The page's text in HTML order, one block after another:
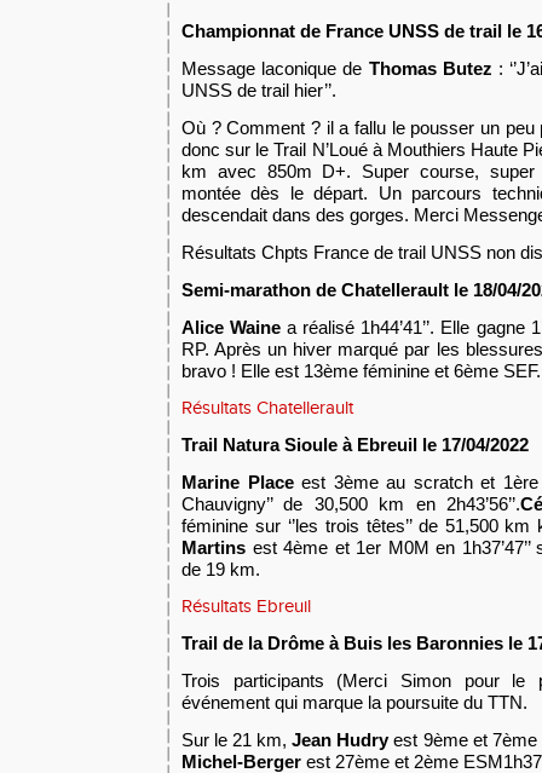
Championnat de France UNSS de trail le
Message laconique de Thomas Butez :
UNSS de trail hier’’.
Où ? Comment ? il a fallu le pousser un peu
donc sur le Trail N’Loué à Mouthiers Haute
km avec 850m D+. Super course,
montée dès le départ. Un parcours
descendait dans des gorges. Merci
Résultats Chpts France de trail UNSS non
Semi-marathon de Chatellerault le 18/04/
Alice Wainea réalisé 1h44’41’’. Elle gagne
RP. Après un hiver marqué par les blessure
bravo ! Elle est 13ème féminine et 6ème SEF.
Résultats Chatellerault
Trail Natura Sioule à Ebreuil le 17/04/2022
Marine Placeest 3ème au scratch et
Chauvigny’’ de 30,500 km en 2h43’56’’.
féminine sur ‘’les trois têtes’’ de 51,500 km
Martins est4ème et 1er M0M en 1h37’47’’
de 19 km.
Résultats Ebreuil
Trail de la Drôme à Buis les Baronnies le
Trois participants (Merci Simon pour le
événement qui marque la poursuite du TTN.
Sur le 21 km,Jean Hudryest 9ème et
Michel-Berger est 27ème et 2ème